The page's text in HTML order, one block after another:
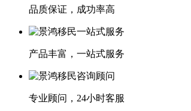
品质保证，成功率高
产品丰富，一站式服务
专业顾问，24小时客服